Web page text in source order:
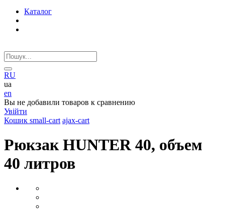
Каталог
RU
ua
en
Вы не добавили товаров к сравнению
Увійти
Кошик small-cart ajax-cart
Рюкзак HUNTER 40, объем
40 литров